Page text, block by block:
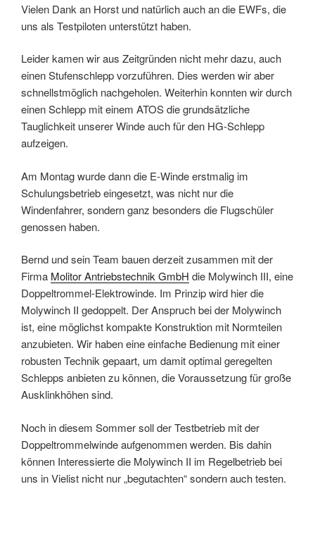
Vielen Dank an Horst und natürlich auch an die EWFs, die
uns als Testpiloten unterstützt haben.
Leider kamen wir aus Zeitgründen nicht mehr dazu, auch
einen Stufenschlepp vorzuführen. Dies werden wir aber
schnellstmöglich nachgeholen. Weiterhin konnten wir durch
einen Schlepp mit einem ATOS die grundsätzliche
Tauglichkeit unserer Winde auch für den HG-Schlepp
aufzeigen.
Am Montag wurde dann die E-Winde erstmalig im
Schulungsbetrieb eingesetzt, was nicht nur die
Windenfahrer, sondern ganz besonders die Flugschüler
genossen haben.
Bernd und sein Team bauen derzeit zusammen mit der
Firma Molitor Antriebstechnik GmbH die Molywinch III, eine
Doppeltrommel-Elektrowinde. Im Prinzip wird hier die
Molywinch II gedoppelt. Der Anspruch bei der Molywinch
ist, eine möglichst kompakte Konstruktion mit Normteilen
anzubieten. Wir haben eine einfache Bedienung mit einer
robusten Technik gepaart, um damit optimal geregelten
Schlepps anbieten zu können, die Voraussetzung für große
Ausklinkhöhen sind.
Noch in diesem Sommer soll der Testbetrieb mit der
Doppeltrommelwinde aufgenommen werden. Bis dahin
können Interessierte die Molywinch II im Regelbetrieb bei
uns in Vielist nicht nur „begutachten“ sondern auch testen.